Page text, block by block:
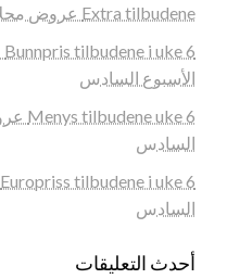
Extra tilbudene عروض محلات اكسترا في الاسبوع 6
الأسبوع السادس
السادس
السادس
أحدث التعليقات